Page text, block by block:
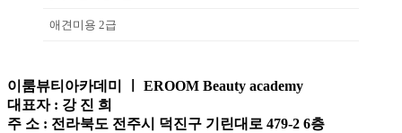
애견미용 2급
이룸뷰티아카데미 ㅣ EROOM Beauty academy
대표자 : 강 진 희
주 소 : 전라북도 전주시 덕진구 기린대로 479-2 6층